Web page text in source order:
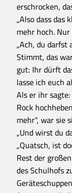
erschrocken,
„Also dass das
mehr hoch.
„Ach, du
Stimmt, das
gut: Ihr dürft
lasse ich euch
Als er ihr
Rock
mehr“, war sie
„Und wirst du
„Quatsch, ist
Rest der
des Schulhofs